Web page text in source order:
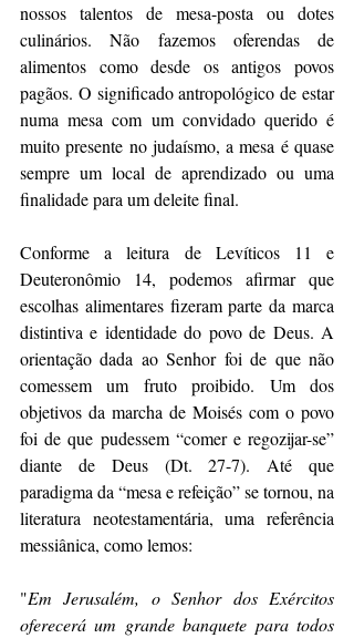
nossos talentos de mesa-posta ou dotes
culinários. Não fazemos oferendas de
alimentos como desde os antigos povos
pagãos. O significado antropológico de estar
numa mesa com um convidado querido é
muito presente no judaísmo, a mesa é quase
sempre um local de aprendizado ou uma
finalidade para um deleite final.
Conforme a leitura de Levíticos 11 e
Deuteronômio 14, podemos afirmar que
escolhas alimentares fizeram parte da marca
distintiva e identidade do povo de Deus. A
orientação dada ao Senhor foi de que não
comessem um fruto proibido. Um dos
objetivos da marcha de Moisés com o povo
foi de que pudessem “comer e regozijar-se”
diante de Deus (Dt. 27-7). Até que
paradigma da “mesa e refeição” se tornou, na
literatura neotestamentária, uma referência
messiânica, como lemos:
"Em Jerusalém, o Senhor dos Exércitos
oferecerá um grande banquete para todos